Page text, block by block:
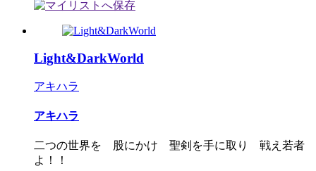
Light&DarkWorld
アキハラ
アキハラ
二つの世界を 股にかけ 聖剣を手に取り 戦え若者
よ！！